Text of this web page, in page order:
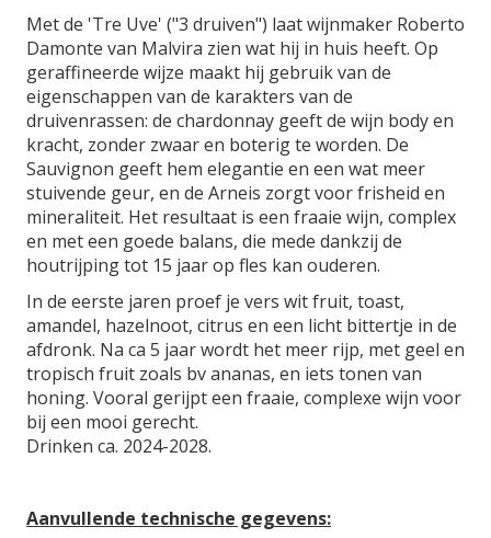
e
e
l
d
i
n
g
e
n
-
g
l
l
e
r
i
j
Met de 'Tre Uve' ("3 druiven") laat wijnmaker Roberto
Damonte van Malvira zien wat hij in huis heeft. Op
geraffineerde wijze maakt hij gebruik van de
eigenschappen van de karakters van de
druivenrassen: de chardonnay geeft de wijn body en
kracht, zonder zwaar en boterig te worden. De
Sauvignon geeft hem elegantie en een wat meer
stuivende geur, en de Arneis zorgt voor frisheid en
mineraliteit. Het resultaat is een fraaie wijn, complex
en met een goede balans, die mede dankzij de
houtrijping tot 15 jaar op fles kan ouderen.
In de eerste jaren proef je vers wit fruit, toast,
amandel, hazelnoot, citrus en een licht bittertje in de
afdronk. Na ca 5 jaar wordt het meer rijp, met geel en
tropisch fruit zoals bv ananas, en iets tonen van
honing. Vooral gerijpt een fraaie, complexe wijn voor
bij een mooi gerecht.
Drinken ca. 2024-2028.
Aanvullende technische gegevens: